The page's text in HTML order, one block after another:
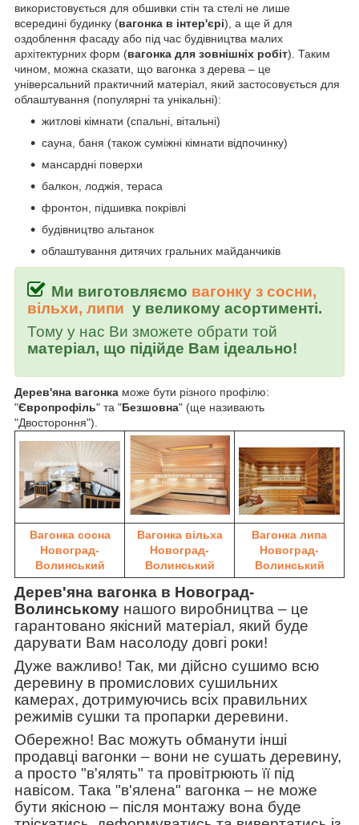
використовується для обшивки стін та стелі не лише
всередині будинку (вагонка в інтер'єрі), а ще й для
оздоблення фасаду або під час будівництва малих
архітектурних форм (вагонка для зовнішніх робіт). Таким
чином, можна сказати, що вагонка з дерева – це
універсальний практичний матеріал, який застосовується для
облаштування (популярні та унікальні):
житлові кімнати (спальні, вітальні)
сауна, баня (також суміжні кімнати відпочинку)
мансардні поверхи
балкон, лоджія, тераса
фронтон, підшивка покрівлі
будівництво альтанок
облаштування дитячих гральних майданчиків
Ми виготовляємо вагонку з сосни,
вільхи, липи у великому асортименті.
Тому у нас Ви зможете обрати той
матеріал, що підійде Вам ідеально!
Дерев'яна вагонка може бути різного профілю:
"Європрофіль" та "Безшовна" (ще називають
"Двостороння").
Вагонка сосна
Новоград-
Волинський
Вагонка вільха
Новоград-
Волинський
Вагонка липа
Новоград-
Волинський
Дерев'яна вагонка в Новоград-
Волинському нашого виробництва – це
гарантовано якісний матеріал, який буде
дарувати Вам насолоду довгі роки!
Дуже важливо! Так, ми дійсно сушимо всю
деревину в промислових сушильних
камерах, дотримуючись всіх правильних
режимів сушки та пропарки деревини.
Обережно! Вас можуть обманути інші
продавці вагонки – вони не сушать деревину,
а просто "в'ялять" та провітрюють її під
навісом. Така "в'ялена" вагонка – не може
бути якісною – після монтажу вона буде